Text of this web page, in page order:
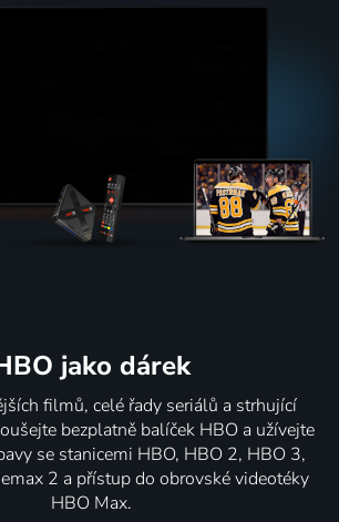
jako dárek
filmů, celé řady seriálů a strhující
bezplatně balíček HBO a užívejte
se stanicemi HBO, HBO 2, HBO 3,
2 a přístup do obrovské videotéky
HBO Max.